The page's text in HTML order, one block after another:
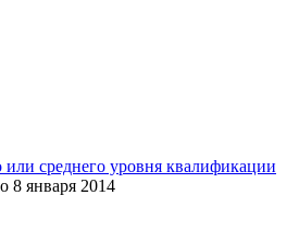
среднего уровня квалификации
8 января 2014